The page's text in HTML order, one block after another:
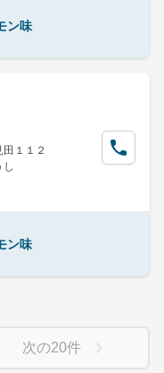
ン味
１１２
ン味
次の20件